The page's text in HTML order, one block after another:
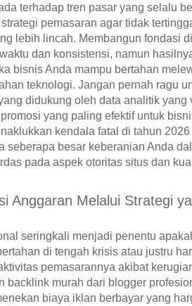
terhadap tren pasar yang selalu
pemasaran agar tidak
lebih lincah. Membangun fondasi
dan konsistensi, namun
bisnis Anda mampu bertahan
teknologi. Jangan pernah ragu
didukung oleh data analitik yang
yang paling efektif untuk
kendala fatal di tahun 2026
seberapa besar keberanian Anda
pada aspek otoritas situs dan
Anggaran Melalui Strategi
seringkali menjadi penentu
di tengah krisis atau justru
pemasarannya akibat
backlink murah dari blogger
biaya iklan berbayar yang